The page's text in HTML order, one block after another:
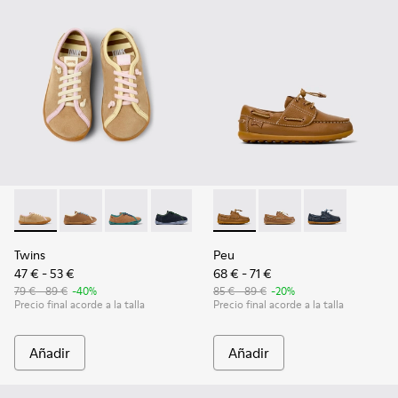
Twins - K800663-003 - Zapatos de ante y piel multicolor
Twins - K800663-007
Twins - K800663-004
Twins - K800663-002
Twins - K800663-001
Twins
47 € - 53 €
79 € - 89 € -40%
Precio final acorde a la talla
Añadir
Peu - K800689-001 -
Peu - K800689-004
Peu -
Peu
68 € - 71 €
85 € - 89 € -20%
Precio final acorde a la talla
Añadir